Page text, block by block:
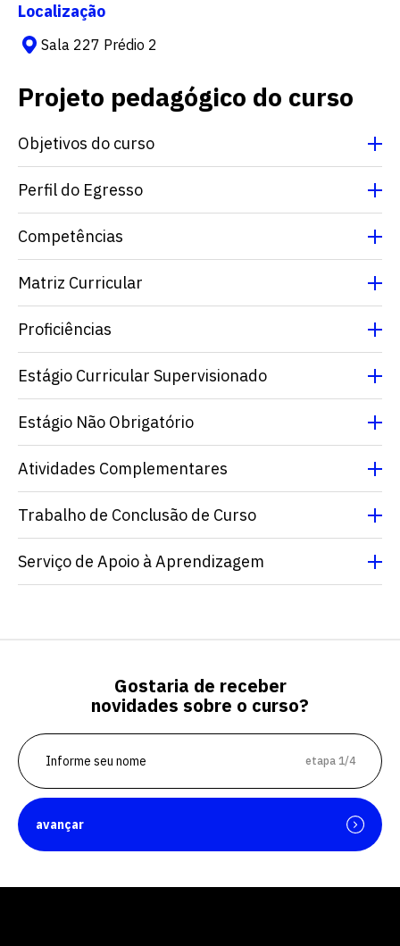
Localização
Sala 227 Prédio 2
Projeto pedagógico do curso
Objetivos do curso
Perfil do Egresso
Competências
Matriz Curricular
Proficiências
Estágio Curricular Supervisionado
Estágio Não Obrigatório
Atividades Complementares
Trabalho de Conclusão de Curso
Serviço de Apoio à Aprendizagem
Gostaria de receber
novidades sobre o curso?
etapa 1/4
avançar
Escolha a vaga que você
quer concorrer:
vagas para início de curso